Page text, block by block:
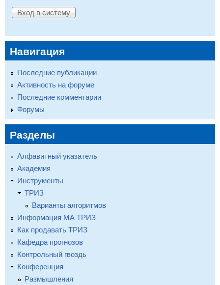
Навигация
Последние публикации
Активность на форуме
Последние комментарии
Форумы
Разделы
Алфавитный указатель
Академия
Инструменты
ТРИЗ
Варианты алгоритмов
Информация МА ТРИЗ
Как продавать ТРИЗ
Кафедра прогнозов
Контрольный гвоздь
Конференция
Размышления